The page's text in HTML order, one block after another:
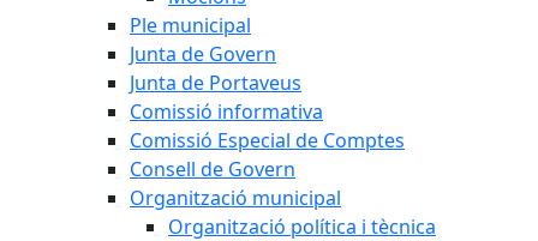
Ple municipal
Junta de Govern
Junta de Portaveus
Comissió informativa
Comissió Especial de Comptes
Consell de Govern
Organització municipal
Organització política i tècnica